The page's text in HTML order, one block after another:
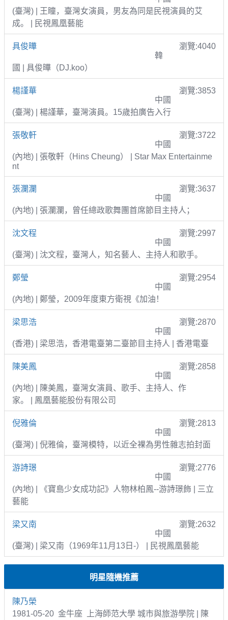
(臺灣) | 王瞳，臺灣女演員，男友為同是民視演員的艾
成。 | 民視鳳凰藝能
具俊曄
瀏覽:4040
韓
國 | 具俊曄（DJ.koo）
楊謹華
瀏覽:3853
中國
(臺灣) | 楊謹華，臺灣演員。15歲拍廣告入行
張敬軒
瀏覽:3722
中國
(內地) | 張敬軒（Hins Cheung） | Star Max Entertainme
nt
張瀾瀾
瀏覽:3637
中國
(內地) | 張瀾瀾，曾任總政歌舞團首席節目主持人；
沈文程
瀏覽:2997
中國
(臺灣) | 沈文程，臺灣人，知名藝人、主持人和歌手。
鄭瑩
瀏覽:2954
中國
(內地) | 鄭瑩，2009年度東方衛視《加油！
梁思浩
瀏覽:2870
中國
(香港) | 梁思浩，香港電臺第二臺節目主持人 | 香港電臺
陳美鳳
瀏覽:2858
中國
(內地) | 陳美鳳，臺灣女演員、歌手、主持人、作
家。 | 鳳凰藝能股份有限公司
倪雅倫
瀏覽:2813
中國
(臺灣) | 倪雅倫，臺灣模特，以近全裸為男性雜志拍封面
游詩璟
瀏覽:2776
中國
(內地) | 《寶島少女成功記》人物林柏鳳--游詩璟飾 | 三立
藝能
梁又南
瀏覽:2632
中國
(臺灣) | 梁又南（1969年11月13日-） | 民視鳳凰藝能
明星隨機推薦
陳乃榮
1981-05-20 金牛座 上海師范大學 城市與旅游學院 | 陳